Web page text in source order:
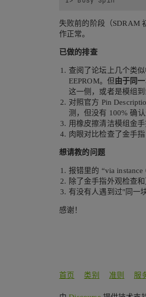
失败前的阶段（SDRAM
作正常。
已做的排查
查阅了论坛上几个类
EEPROM。但 由于同
这一侧，或者是模组
对照官方 Pin
测，但没有 100% 确
用橡皮擦清洁模组金
肉眼对比检查了金手
想请教的问题
报错里的 “via
除了金手指外观检查
有没有人遇到过"同一
感谢！
首页 类别 准则 服